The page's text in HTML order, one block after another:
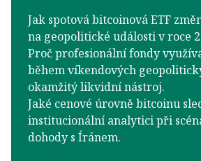
Jak spotová bitcoinová ETF
na geopolitické události v roce
Proč profesionální fondy
během víkendových
okamžitý likvidní nástroj.
Jaké cenové úrovně bitcoinu
institucionální analytici při
dohody s Íránem.